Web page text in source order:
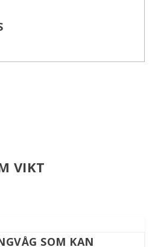
VIKT
SOM KAN